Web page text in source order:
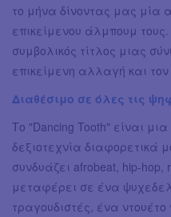
το μήνα δίνοντας μας μία
επικείμενου άλμπουμ τους.
συμβολικός τίτλος μιας
επικείμενη αλλαγή και τον
Διαθέσιμο σε όλες τις
Το "Dancing Tooth" είναι
δεξιοτεχνία διαφορετικά
συνδυάζει afrobeat, hip-hop,
μεταφέρει σε ένα
τραγουδιστές, ένα